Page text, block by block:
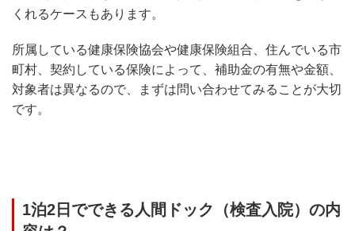
くれるケースもあります。
所属している健康保険協会や健康保険組合、住んでいる市
町村、契約している保険によって、補助金の有無や金額、
対象者は異なるので、まずは問い合わせてみることが大切
です。
1泊2日でできる人間ドック（検査入院）の内